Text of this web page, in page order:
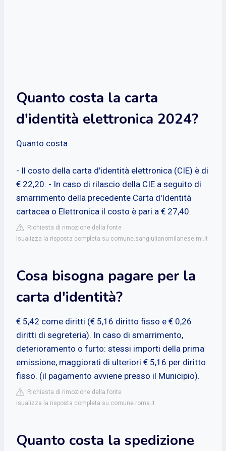
Quanto costa la carta
d'identità elettronica 2024?
Quanto costa
- Il costo della carta d'identità elettronica (CIE) è di
€ 22,20. - In caso di rilascio della CIE a seguito di
smarrimento della precedente Carta d'Identità
cartacea o Elettronica il costo è pari a € 27,40.
Richiesta di rimozione della fonte
isualizza la risposta completa su comune.sangiulianomilanese.mi.it
Cosa bisogna pagare per la
carta d'identità?
€ 5,42 come diritti (€ 5,16 diritto fisso e € 0,26
diritti di segreteria). In caso di smarrimento,
deterioramento o furto: stessi importi della prima
emissione, maggiorati di ulteriori € 5,16 per diritto
fisso. (il pagamento avviene presso il Municipio).
Richiesta di rimozione della fonte
isualizza la risposta completa su comune.roma.it
Quanto costa la spedizione